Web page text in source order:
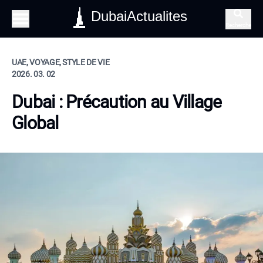
DubaiActualites
UAE, VOYAGE, STYLE DE VIE
2026. 03. 02
Dubai : Précaution au Village
Global